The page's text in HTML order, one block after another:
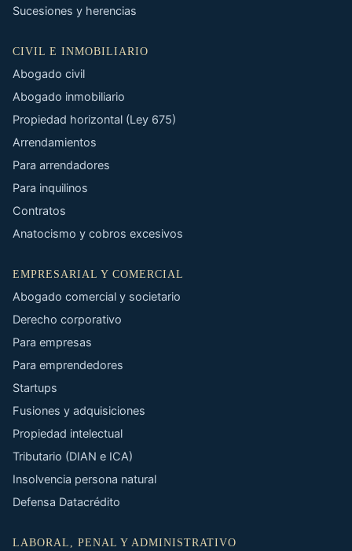
Sucesiones y herencias
CIVIL E INMOBILIARIO
Abogado civil
Abogado inmobiliario
Propiedad horizontal (Ley 675)
Arrendamientos
Para arrendadores
Para inquilinos
Contratos
Anatocismo y cobros excesivos
EMPRESARIAL Y COMERCIAL
Abogado comercial y societario
Derecho corporativo
Para empresas
Para emprendedores
Startups
Fusiones y adquisiciones
Propiedad intelectual
Tributario (DIAN e ICA)
Insolvencia persona natural
Defensa Datacrédito
LABORAL, PENAL Y ADMINISTRATIVO